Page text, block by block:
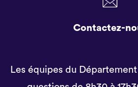
Contactez-
Les équipes du